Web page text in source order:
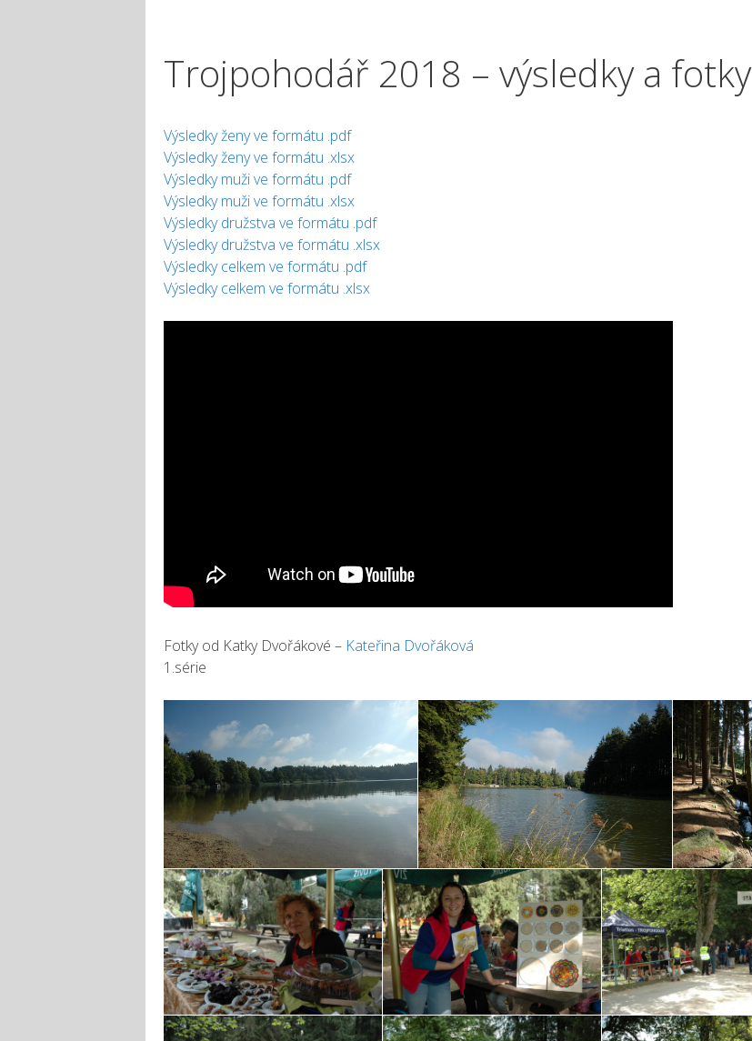
Trojpohodář 2018 – výsledky a fotky
Výsledky ženy ve formátu .pdf
Výsledky ženy ve formátu .xlsx
Výsledky muži ve formátu .pdf
Výsledky muži ve formátu .xlsx
Výsledky družstva ve formátu .pdf
Výsledky družstva ve formátu .xlsx
Výsledky celkem ve formátu .pdf
Výsledky celkem ve formátu .xlsx
Fotky od Katky Dvořákové – Kateřina Dvořáková
1.série